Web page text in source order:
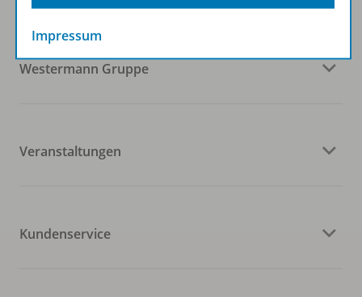
Westermann Gruppe
Veranstaltungen
Kundenservice
Impressum